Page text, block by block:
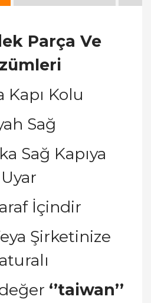
Parça Ve
Kapı Kolu
Sağ
Sağ Kapıya
Uyar
İçindir
Şirketinize
‘’taiwan’’